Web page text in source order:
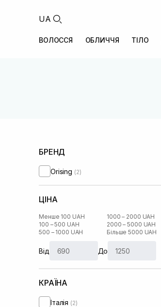
UA
ВОЛОССЯ ОБЛИЧЧЯ ТІЛО
БРЕНД
Orising (2)
ЦІНА
Менше 100 UAH
100 – 500 UAH
500 – 1000 UAH
1000 – 2000 UAH
2000 – 5000 UAH
Більше 5000 UAH
Від До
КРАЇНА
Італія (2)